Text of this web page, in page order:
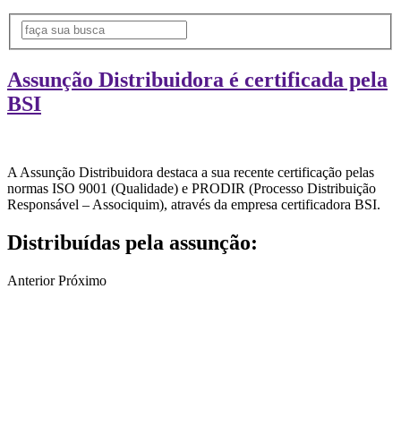
Assunção Distribuidora é certificada pela
BSI
A Assunção Distribuidora destaca a sua recente certificação pelas
normas ISO 9001 (Qualidade) e PRODIR (Processo Distribuição
Responsável – Associquim), através da empresa certificadora BSI.
Distribuídas pela assunção:
Anterior Próximo